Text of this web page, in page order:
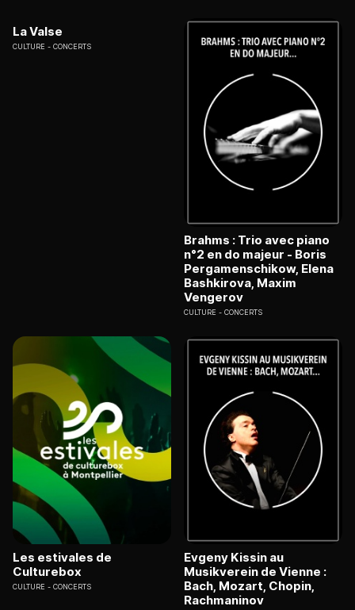
La Valse
CULTURE CONCERTS
Brahms : Trio avec piano
n°2 en do majeur - Boris
Pergamenschikow, Elena
Bashkirova, Maxim
Vengerov
CULTURE CONCERTS
Les estivales de
Culturebox
CULTURE CONCERTS
Evgeny Kissin au
Musikverein de Vienne :
Bach, Mozart, Chopin,
Rachmaninov